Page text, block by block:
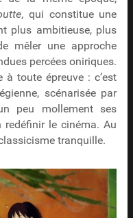
, qui constitue une
plus ambitieuse, plus
mêler une approche
percées oniriques.
à toute épreuve : c’est
scénarisée par
peu mollement ses
redéfinir le cinéma. Au
tranquille.